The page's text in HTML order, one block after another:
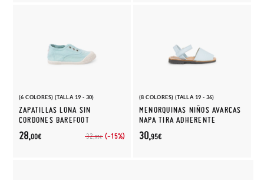
(6 COLORES) (TALLA 19 - 30)
ZAPATILLAS LONA SIN
CORDONES BAREFOOT
32,95€ (-15%)
28,00€
(8 COLORES) (TALLA 19 - 36)
MENORQUINAS NIÑOS AVARCAS
NAPA TIRA ADHERENTE
30,95€